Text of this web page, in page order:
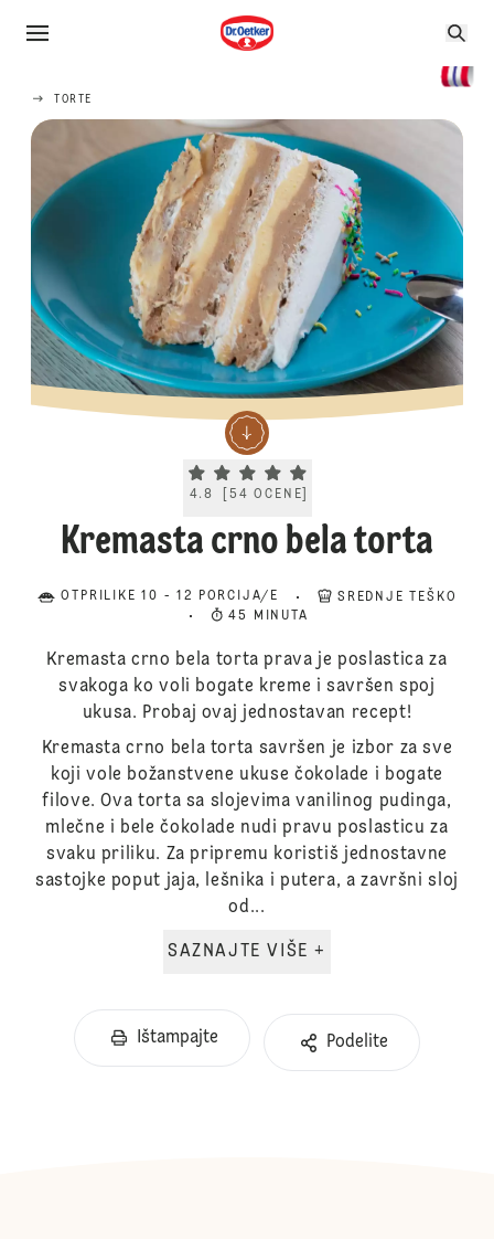
TORTE
Current rating 4.8. Click to rate.
4.8 54 OCENE
Kremasta crno bela torta
OTPRILIKE 10 - 12 PORCIJA/E
SREDNJE TEŠKO
45 MINUTA
Kremasta crno bela torta prava je poslastica za
svakoga ko voli bogate kreme i savršen spoj
ukusa. Probaj ovaj jednostavan recept!
Kremasta crno bela torta savršen je izbor za sve
koji vole božanstvene ukuse čokolade i bogate
filove. Ova torta sa slojevima vanilinog pudinga,
mlečne i bele čokolade nudi pravu poslasticu za
svaku priliku. Za pripremu koristiš jednostavne
sastojke poput jaja, lešnika i putera, a završni sloj
od...
SAZNAJTE VIŠE +
Ištampajte Podelite